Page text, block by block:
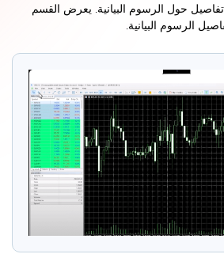
حول الرسوم البيانية. يعرض القسم
الرسوم البيانية.